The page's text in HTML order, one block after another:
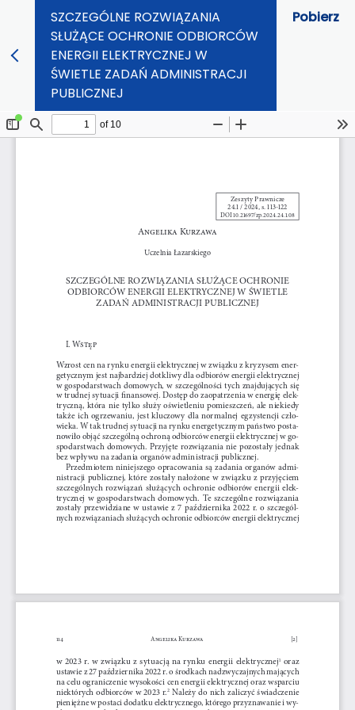
SZCZEGÓLNE ROZWIĄZANIA
SŁUŻĄCE OCHRONIE ODBIORCÓW
ENERGII ELEKTRYCZNEJ W
ŚWIETLE ZADAŃ ADMINISTRACJI
PUBLICZNEJ
Pobierz